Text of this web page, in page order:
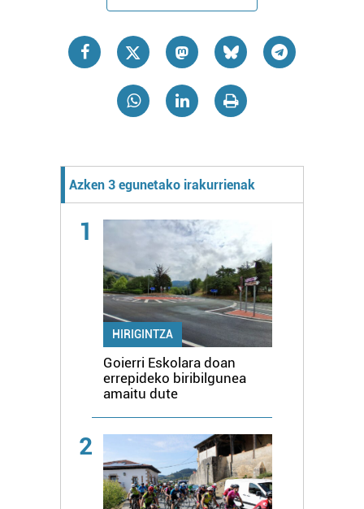
Azken 3 egunetako irakurrienak
1
HIRIGINTZA
Goierri Eskolara doan
errepideko biribilgunea
amaitu dute
2